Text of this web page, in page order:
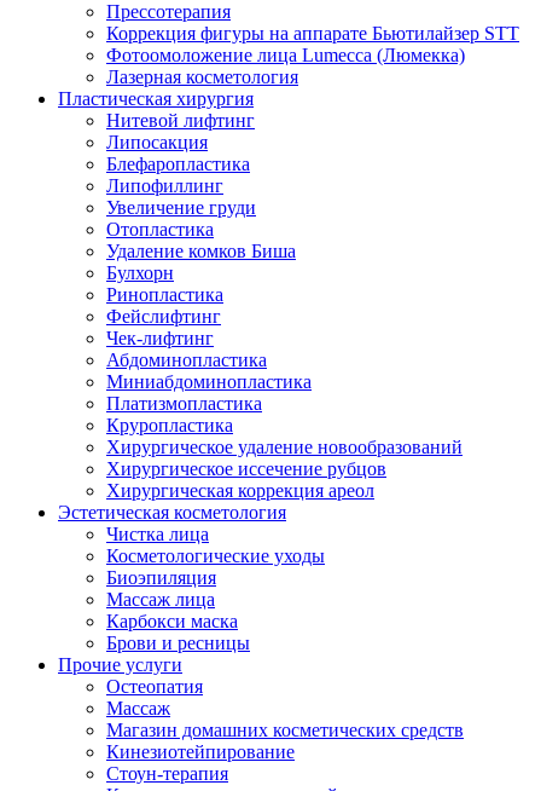
Прессотерапия
Коррекция фигуры на аппарате Бьютилайзер STT
Фотоомоложение лица Lumecca (Люмекка)
Лазерная косметология
Пластическая хирургия
Нитевой лифтинг
Липосакция
Блефаропластика
Липофиллинг
Увеличение груди
Отопластика
Удаление комков Биша
Булхорн
Ринопластика
Фейслифтинг
Чек-лифтинг
Абдоминопластика
Миниабдоминопластика
Платизмопластика
Круропластика
Хирургическое удаление новообразований
Хирургическое иссечение рубцов
Хирургическая коррекция ареол
Эстетическая косметология
Чистка лица
Косметологические уходы
Биоэпиляция
Массаж лица
Карбокси маска
Брови и ресницы
Прочие услуги
Остеопатия
Массаж
Магазин домашних косметических средств
Кинезиотейпирование
Стоун-терапия